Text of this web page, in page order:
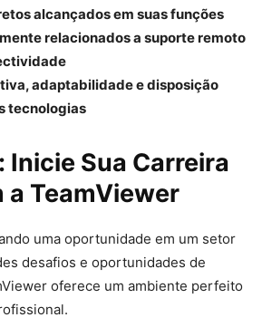
alcançados em suas funções
relacionados a suporte remoto
adaptabilidade e disposição
tecnologias
Inicie Sua Carreira
a TeamViewer
uma oportunidade em um setor
desafios e oportunidades de
oferece um ambiente perfeito